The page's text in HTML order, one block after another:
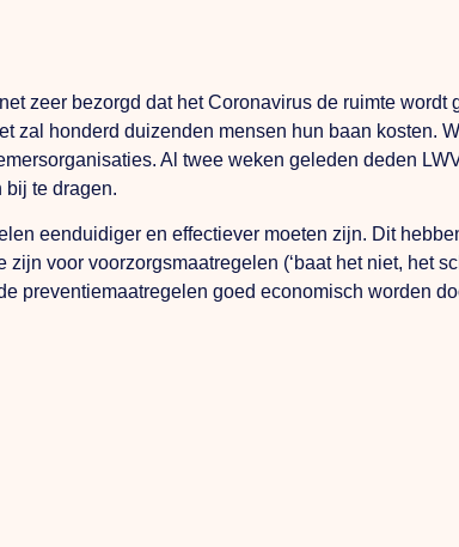
zeer bezorgd dat het Coronavirus de ruimte wordt
zal honderd duizenden mensen hun baan kosten.
Al twee weken geleden deden
bij te dragen.
eenduidiger en effectiever moeten zijn. Dit
voor voorzorgsmaatregelen (‘baat het niet, het
preventiemaatregelen goed economisch worden